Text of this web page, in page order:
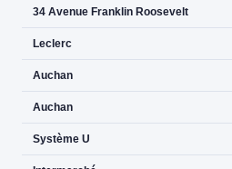
34 Avenue Franklin Roosevelt
Leclerc
Auchan
Auchan
Système U